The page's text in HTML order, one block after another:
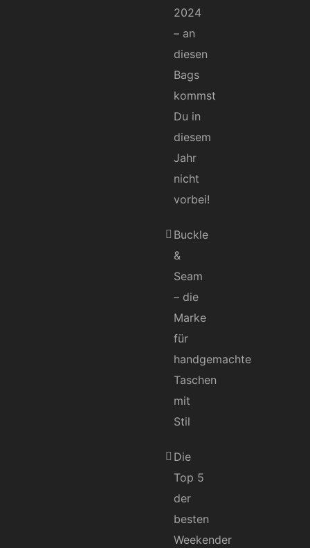
2024
– an
diesen
Bags
kommst
Du in
diesem
Jahr
nicht
vorbei!
Buckle
&
Seam
– die
Marke
für
handgemachte
Taschen
mit
Stil
Die
Top 5
der
besten
Weekender